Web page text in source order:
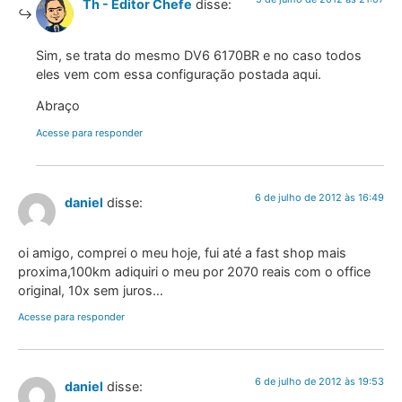
Th - Editor Chefe disse:
Sim, se trata do mesmo DV6 6170BR e no caso todos
eles vem com essa configuração postada aqui.
Abraço
Acesse para responder
daniel disse: 6 de julho de 2012 às 16:49
oi amigo, comprei o meu hoje, fui até a fast shop mais
proxima,100km adiquiri o meu por 2070 reais com o office
original, 10x sem juros…
Acesse para responder
daniel disse: 6 de julho de 2012 às 19:53